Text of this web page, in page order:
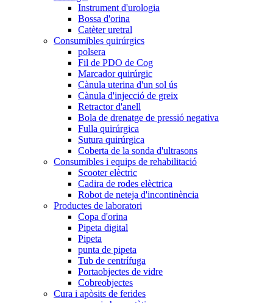
Instrument d'urologia
Bossa d'orina
Catèter uretral
Consumibles quirúrgics
polsera
Fil de PDO de Cog
Marcador quirúrgic
Cànula uterina d'un sol ús
Cànula d'injecció de greix
Retractor d'anell
Bola de drenatge de pressió negativa
Fulla quirúrgica
Sutura quirúrgica
Coberta de la sonda d'ultrasons
Consumibles i equips de rehabilitació
Scooter elèctric
Cadira de rodes elèctrica
Robot de neteja d'incontinència
Productes de laboratori
Copa d'orina
Pipeta digital
Pipeta
punta de pipeta
Tub de centrífuga
Portaobjectes de vidre
Cobreobjectes
Cura i apòsits de ferides